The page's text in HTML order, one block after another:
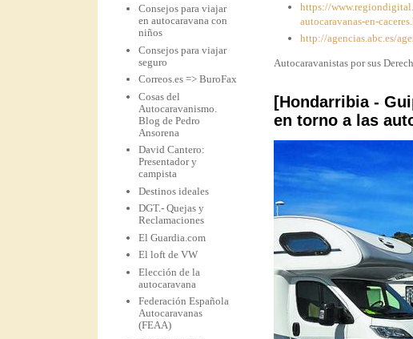
https://
autocaravanas-en-
http://agencias.abc.es/
Autocaravanistas por sus
[Hondarribia -
en torno a las
Consejos para viajar
en autocaravana con
niños
Consejos para viajar
seguro
Correos.es => BuroFax
Cosas del
Autocaravanismo.
Blog de Pedro
Ansorena
David Cantero:
Presentador y
campista
Destinos ideales
DGT.- Quejas y
Reclamaciones
El Guardia.com
El loft de VW
Elección de la
autocaravana
Federación Española
Autocaravanas
(FEAA)